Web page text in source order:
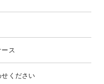
ース
ください